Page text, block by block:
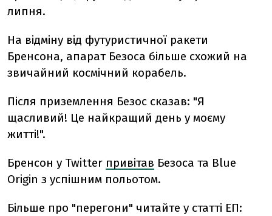
липня.
На відміну від футуристичної ракети
Бренсона, апарат Безоса більше схожий на
звичайний космічний корабель.
Після приземлення Безос сказав: "Я
щасливий! Це найкращий день у моєму
житті!".
Бренсон у Twitter привітав Безоса та Blue
Origin з успішним польотом.
Більше про "перегони" читайте у статті ЕП: